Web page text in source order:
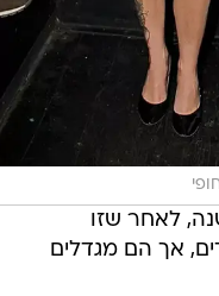
יריב ודנה הכירו לפני 12 שנה, לאחר שזו
אך הם מגדלים